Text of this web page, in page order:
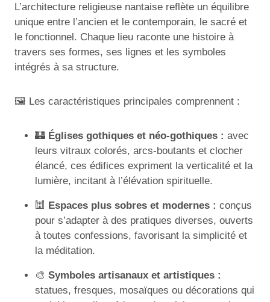
L’architecture religieuse nantaise reflète un équilibre
unique entre l’ancien et le contemporain, le sacré et
le fonctionnel. Chaque lieu raconte une histoire à
travers ses formes, ses lignes et les symboles
intégrés à sa structure.
🖼️ Les caractéristiques principales comprennent :
🏰 Églises gothiques et néo-gothiques : avec
leurs vitraux colorés, arcs-boutants et clocher
élancé, ces édifices expriment la verticalité et la
lumière, incitant à l’élévation spirituelle.
🕍 Espaces plus sobres et modernes : conçus
pour s’adapter à des pratiques diverses, ouverts
à toutes confessions, favorisant la simplicité et
la méditation.
🎨 Symboles artisanaux et artistiques :
statues, fresques, mosaïques ou décorations qui